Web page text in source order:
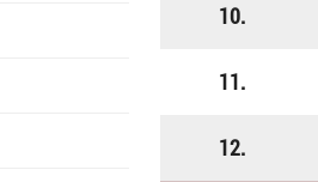
10.
11.
12.